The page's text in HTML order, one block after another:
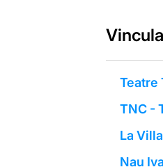
Teatre
TNC -
La
Nau